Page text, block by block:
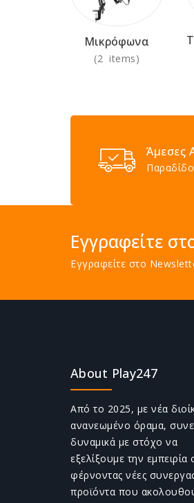
Μικρόφωνα
(2 items)
Άμεσες
Εγγραφείτε
Εγγραφείτε στο
About Play247
Από το 2025, με νέα
ανανεωμένο όραμα,
δυναμικά με στόχο να
εξελίξουμε την εμπειρία
φέρνοντας νέες
προϊόντα που